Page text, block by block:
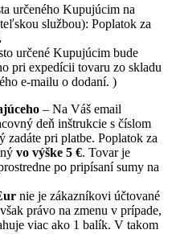
určeného Kupujúcim na
službou): Poplatok za
určené Kupujúcim bude
pri expedícii tovaru zo skladu
e-mailu o dodaní. )
– Na Váš email
deň inštrukcie s číslom
pri platbe. Poplatok za
vo výške 5 €. Tovar je
po pripísaní sumy na
nie je zákazníkovi účtované
právo na zmenu v prípade,
viac ako 1 balík. V takom